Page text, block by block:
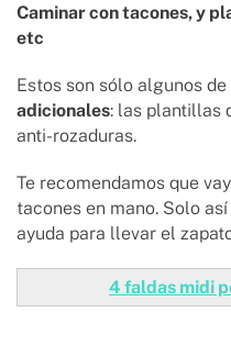
Caminar con tacones, y
etc
Estos son sólo algunos
adicionales: las plantillas
anti-rozaduras.
Te recomendamos que
tacones en mano. Solo
ayuda para llevar el
4 faldas midi